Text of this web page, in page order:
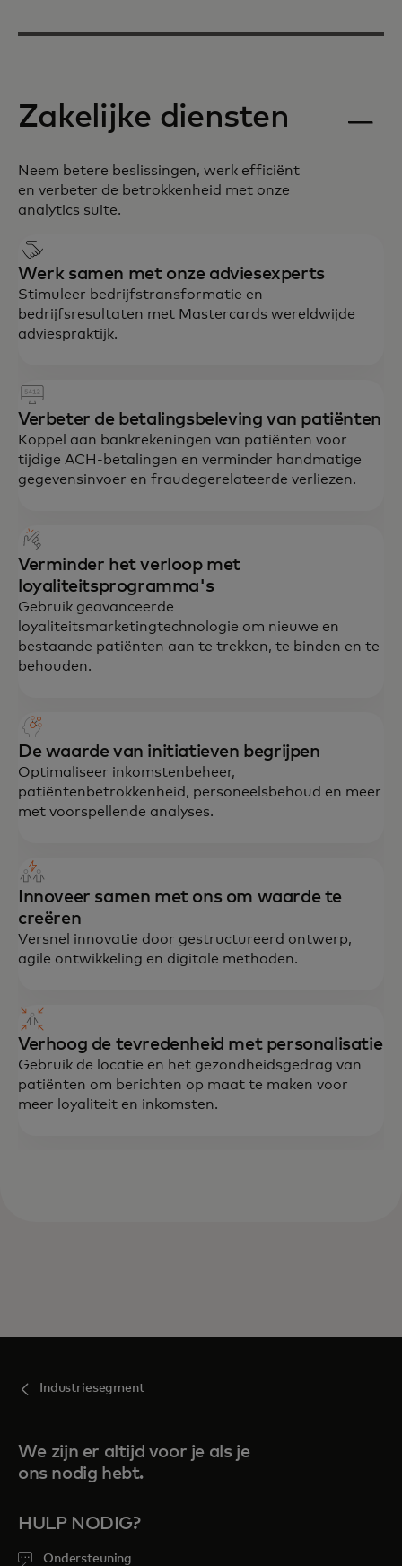
Zakelijke diensten
Neem betere beslissingen, werk efficiënt
en verbeter de betrokkenheid met onze
analytics suite.
Werk samen met onze adviesexperts
Stimuleer bedrijfstransformatie en
bedrijfsresultaten met Mastercards wereldwijde
adviespraktijk.
Verbeter de betalingsbeleving van patiënten
Koppel aan bankrekeningen van patiënten voor
tijdige ACH-betalingen en verminder handmatige
gegevensinvoer en fraudegerelateerde verliezen.
Verminder het verloop met
loyaliteitsprogramma's
Gebruik geavanceerde
loyaliteitsmarketingtechnologie om nieuwe en
bestaande patiënten aan te trekken, te binden en te
behouden.
De waarde van initiatieven begrijpen
Optimaliseer inkomstenbeheer,
patiëntenbetrokkenheid, personeelsbehoud en meer
met voorspellende analyses.
Innoveer samen met ons om waarde te
creëren
Versnel innovatie door gestructureerd ontwerp,
agile ontwikkeling en digitale methoden.
Verhoog de tevredenheid met personalisatie
Gebruik de locatie en het gezondheidsgedrag van
patiënten om berichten op maat te maken voor
meer loyaliteit en inkomsten.
Industriesegment
We zijn er altijd voor je als je
ons nodig hebt.
HULP NODIG?
Ondersteuning